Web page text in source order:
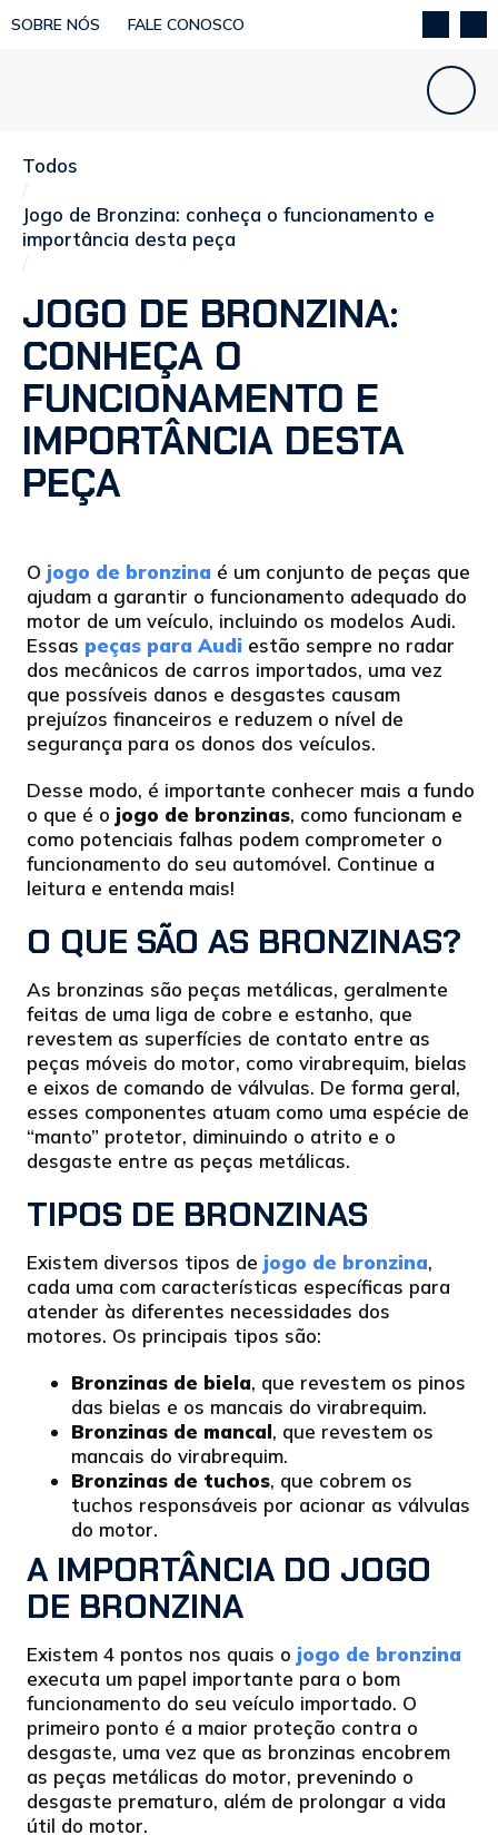
SOBRE NÓS FALE CONOSCO
Todos
Jogo de Bronzina: conheça o funcionamento e
importância desta peça
JOGO DE BRONZINA:
CONHEÇA O
FUNCIONAMENTO E
IMPORTÂNCIA DESTA
PEÇA
O jogo de bronzina é um conjunto de peças que
ajudam a garantir o funcionamento adequado do
motor de um veículo, incluindo os modelos Audi.
Essas peças para Audi estão sempre no radar
dos mecânicos de carros importados, uma vez
que possíveis danos e desgastes causam
prejuízos financeiros e reduzem o nível de
segurança para os donos dos veículos.
Desse modo, é importante conhecer mais a fundo
o que é o jogo de bronzinas, como funcionam e
como potenciais falhas podem comprometer o
funcionamento do seu automóvel. Continue a
leitura e entenda mais!
O QUE SÃO AS BRONZINAS?
As bronzinas são peças metálicas, geralmente
feitas de uma liga de cobre e estanho, que
revestem as superfícies de contato entre as
peças móveis do motor, como virabrequim, bielas
e eixos de comando de válvulas. De forma geral,
esses componentes atuam como uma espécie de
“manto” protetor, diminuindo o atrito e o
desgaste entre as peças metálicas.
TIPOS DE BRONZINAS
Existem diversos tipos de jogo de bronzina,
cada uma com características específicas para
atender às diferentes necessidades dos
motores. Os principais tipos são:
Bronzinas de biela, que revestem os pinos
das bielas e os mancais do virabrequim.
Bronzinas de mancal, que revestem os
mancais do virabrequim.
Bronzinas de tuchos, que cobrem os
tuchos responsáveis por acionar as válvulas
do motor.
A IMPORTÂNCIA DO JOGO
DE BRONZINA
Existem 4 pontos nos quais o jogo de bronzina
executa um papel importante para o bom
funcionamento do seu veículo importado. O
primeiro ponto é a maior proteção contra o
desgaste, uma vez que as bronzinas encobrem
as peças metálicas do motor, prevenindo o
desgaste prematuro, além de prolongar a vida
útil do motor.